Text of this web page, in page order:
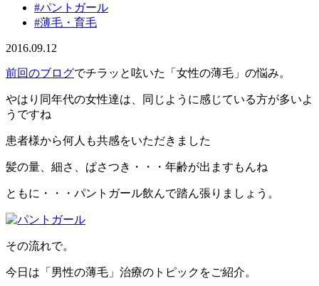
#パントガール
#薄毛・育毛
2016.09.12
前回のブログでチラッと呟いた「女性の薄毛」の悩み。
やはり同年代の女性達は、同じように感じている方が多いよ
うですね
患者様から何人も共感をいただきました
髪の量、細さ、ぱさつき・・・年齢が出ますもんね
ともに・・・パントガール飲んで踏ん張りましょう。
その流れで。
今日は「男性の薄毛」治療のトピックをご紹介。